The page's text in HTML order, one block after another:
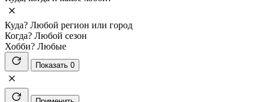
Куда? Любой регион или город
Когда? Любой сезон
Хобби? Любые
Показать 0